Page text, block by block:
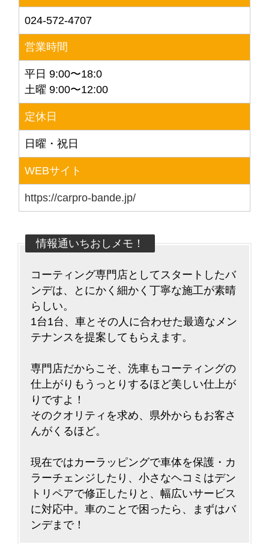
024-572-4707
営業時間
平日 9:00〜18:0
土曜 9:00〜12:00
定休日
日曜・祝日
WEBサイト
https://carpro-bande.jp/
情報通いちおしメモ！
コーティング専門店としてスタートしたバ
ンデは、とにかく細かく丁寧な施工が素晴
らしい。
1台1台、車とその人に合わせた最適なメン
テナンスを提案してもらえます。
専門店だからこそ、洗車もコーティングの
仕上がりもうっとりするほど美しい仕上が
りですよ！
そのクオリティを求め、県外からもお客さ
んがくるほど。
現在ではカーラッピングで車体を保護・カ
ラーチェンジしたり、小さなヘコミはデン
トリペアで修正したりと、幅広いサービス
に対応中。車のことで困ったら、まずはバ
ンデまで！